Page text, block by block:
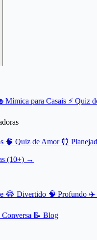
Mímica para Casais ⚡ Quiz
🧠 Quiz de Amor ⏰
(10+) →
😂 Divertido 🧠 Profundo ✈️
📝 Blog